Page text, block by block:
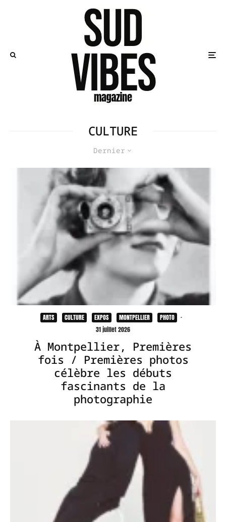
CULTURE
Dernier
ARTS CULTURE EXPOS MONTPELLIER PHOTO
·
31 juillet 2026
À Montpellier, Premières
fois / Premières photos
célèbre les débuts
fascinants de la
photographie